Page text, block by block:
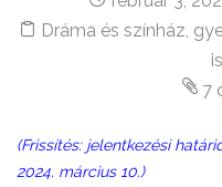
Dráma és színház
7
(Frissítés: jelentkezési
2024. március 10.)